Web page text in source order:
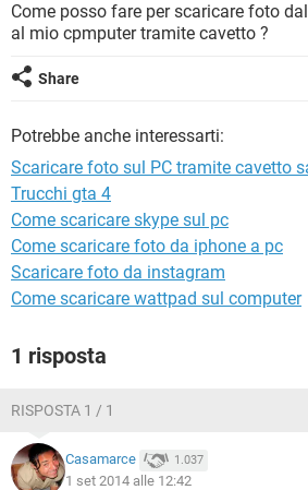
TIKTOK
INSTAGRAM
TIKTOK
INTRATTENIMENTO
INSTAGRAM
HARDWARE
Come posso fare per scaricare foto
al mio cpmputer tramite cavetto ?
Share
Potrebbe anche interessarti:
Scaricare foto sul PC tramite cavetto
Trucchi gta 4
Come scaricare skype sul pc
Come scaricare foto da iphone a pc
Scaricare foto da instagram
Come scaricare wattpad sul computer
1 risposta
RISPOSTA 1 / 1
Casamarce 1.037
1 set 2014 alle 12:42